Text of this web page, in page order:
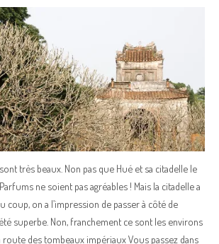
très beaux. Non pas que Hué et sa citadelle le
ne soient pas agréables ! Mais la citadelle a
coup, on a l’impression de passer à côté de
superbe. Non, franchement ce sont les environs
des tombeaux impériaux Vous passez dans